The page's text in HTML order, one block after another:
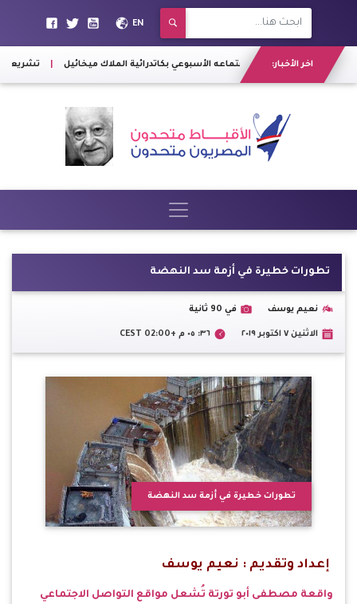
EN
اخر الأخبار:
غدا .. الأنبا يؤانس يترأس اجتماعه الأسبوعي بكاتدرائية الملاك ميخائيل تشريعية
تطورات خطيرة في أزمة سد النهضة
نعيم يوسف في 90 ثانية
الاثنين ٧ اكتوبر ٢٠١٩ ٣٦: ٠٥ م +02:00 CEST
تطورات خطيرة في أزمة سد النهضة
إعداد وتقديم : نعيم يوسف
واقعة مصطفى أبو تورتة تُشعل مواقع التواصل الاجتماعي